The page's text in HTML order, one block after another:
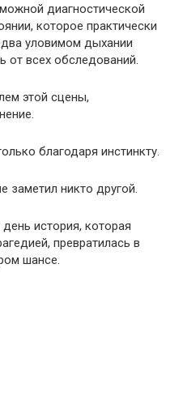
диагностической
которое практически
уловимом дыхании
от всех обследований.
этой сцены,
благодаря инстинкту.
заметил никто другой.
история, которая
превратилась в
шансе.